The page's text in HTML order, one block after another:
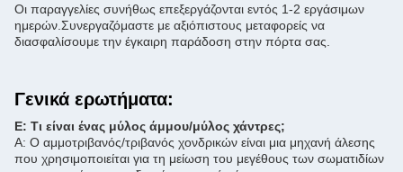
Οι παραγγελίες συνήθως επεξεργάζονται εντός 1-2 εργάσιμων
ημερών.Συνεργαζόμαστε με αξιόπιστους μεταφορείς να
διασφαλίσουμε την έγκαιρη παράδοση στην πόρτα σας.
Γενικά ερωτήματα:
Ε: Τι είναι ένας μύλος άμμου/μύλος χάντρες;
Α: Ο αμμοτριβανός/τριβανός χονδρικών είναι μια μηχανή άλεσης
που χρησιμοποιείται για τη μείωση του μεγέθους των σωματιδίων